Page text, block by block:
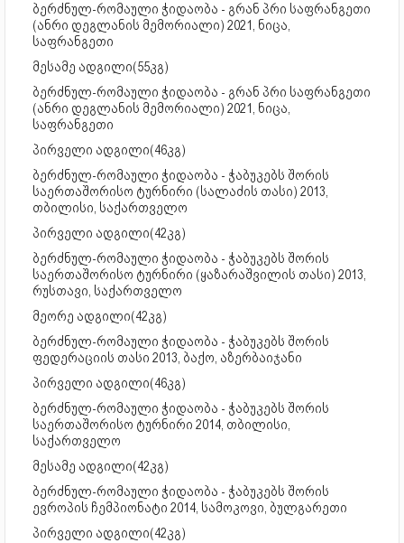
ბერძნულ-რომაული ჭიდაობა - გრან პრი საფრანგეთი
(ანრი დეგლანის მემორიალი) 2021, ნიცა,
საფრანგეთი
მესამე ადგილი(55კგ)
ბერძნულ-რომაული ჭიდაობა - გრან პრი საფრანგეთი
(ანრი დეგლანის მემორიალი) 2021, ნიცა,
საფრანგეთი
პირველი ადგილი(46კგ)
ბერძნულ-რომაული ჭიდაობა - ჭაბუკებს შორის
საერთაშორისო ტურნირი (სალაძის თასი) 2013,
თბილისი, საქართველო
პირველი ადგილი(42კგ)
ბერძნულ-რომაული ჭიდაობა - ჭაბუკებს შორის
საერთაშორისო ტურნირი (ყაზარაშვილის თასი) 2013,
რუსთავი, საქართველო
მეორე ადგილი(42კგ)
ბერძნულ-რომაული ჭიდაობა - ჭაბუკებს შორის
ფედერაციის თასი 2013, ბაქო, აზერბაიჯანი
პირველი ადგილი(46კგ)
ბერძნულ-რომაული ჭიდაობა - ჭაბუკებს შორის
საერთაშორისო ტურნირი 2014, თბილისი,
საქართველო
მესამე ადგილი(42კგ)
ბერძნულ-რომაული ჭიდაობა - ჭაბუკებს შორის
ევროპის ჩემპიონატი 2014, სამოკოვი, ბულგარეთი
პირველი ადგილი(42კგ)